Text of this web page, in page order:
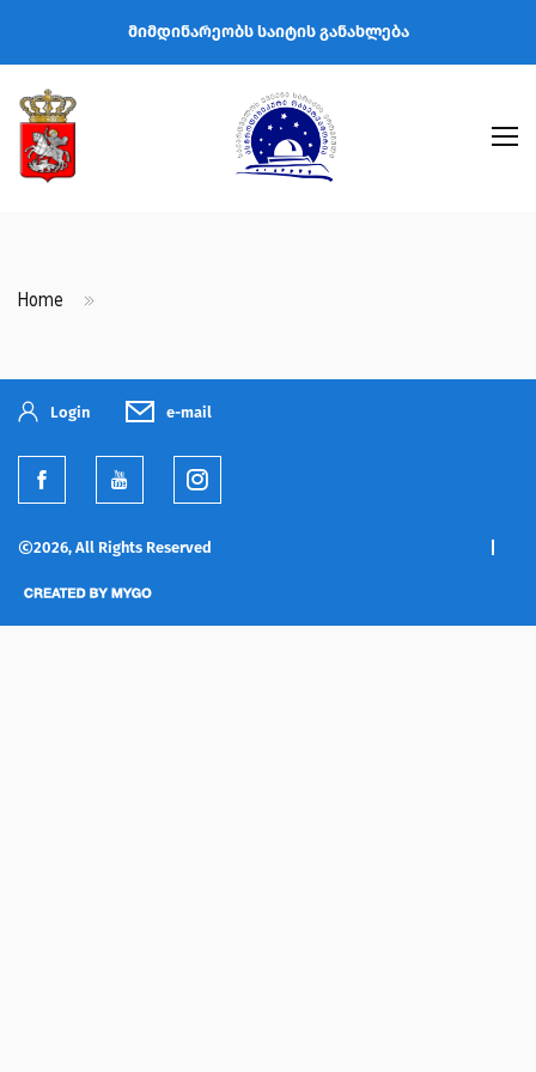
მიმდინარეობს საიტის განახლება
Home
Login e-mail
2026, All Rights Reserved